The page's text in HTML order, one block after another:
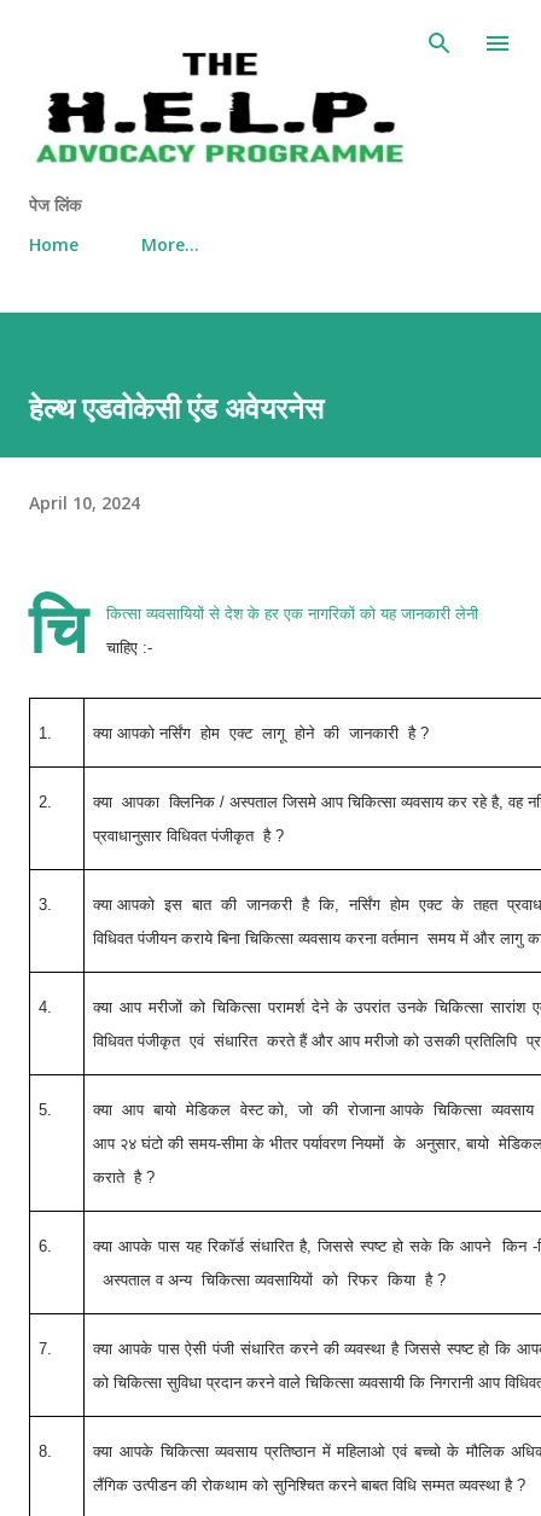
Skip to main content
पेज लिंक
Home
More…
हेल्थ एडवोकेसी एंड अवेयरनेस
April 10, 2024
चि
कित्सा व्यवसायियों से देश के हर एक नागरिकों को यह जानकारी लेनी
चाहिए :-
1. क्या आपको नर्सिंग होम एक्ट लागू होने की जानकारी है?
2. क्या आपका क्लिनिक / अस्पताल जिसमे आप चिकित्सा व्यवसाय कर रहे है, वह
प्रवाधानुसार विधिवत पंजीकृत है?
3.
क्या आपको इस बात की जानकरी है कि, नर्सिंग होम एक्ट के तहत
विधिवत पंजीयन कराये बिना चिकित्सा व्यवसाय करना वर्तमान समय में और लागु
4.
क्या आप मरीजों को चिकित्सा परामर्श देने के उपरांत उनके चिकित्सा सारांश
विधिवत पंजीकृत एवं संधारित करते हैं और आप मरीजो को उसकी प्रतिलिपि
5.
क्या आप बायो मेडिकल वेस्ट को, जो की रोजाना आपके चिकित्सा
आप २४ घंटो की समय-सीमा के भीतर पर्यावरण नियमों के अनुसार, बायो
कराते है?
6.
क्या आपके पास यह रिकॉर्ड संधारित है, जिससे स्पष्ट हो सके कि आपने
अस्पताल व अन्य चिकित्सा व्यवसायियों को रिफर किया है?
7.
क्या आपके पास ऐसी पंजी संधारित करने की व्यवस्था है जिससे स्पष्ट हो कि आपके
को चिकित्सा सुविधा प्रदान करने वाले चिकित्सा व्यवसायी कि निगरानी आप
8.
क्या आपके चिकित्सा व्यवसाय प्रतिष्ठान में महिलाओ एवं बच्चो के मौलिक
लैंगिक उत्पीडन की रोकथाम को सुनिश्चित करने बाबत विधि सम्मत व्यवस्था है ?